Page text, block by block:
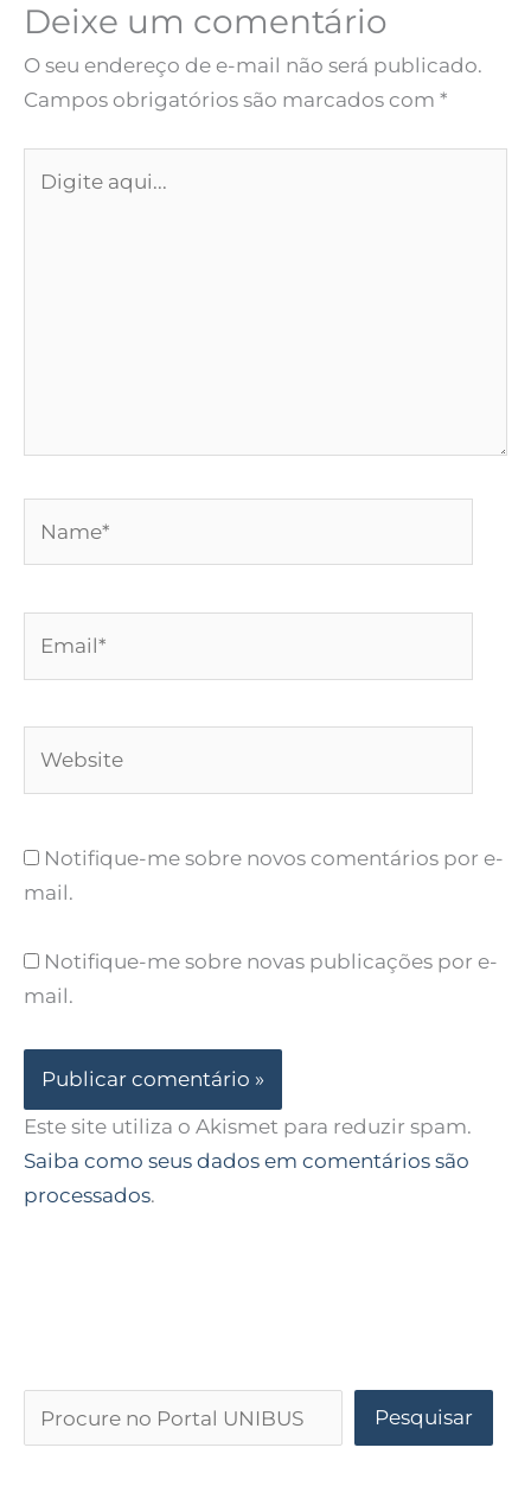
Deixe um comentário
O seu endereço de e-mail não será publicado.
Campos obrigatórios são marcados com *
aqui...
Notifique-me sobre novos comentários por e-
mail.
Notifique-me sobre novas publicações por e-
mail.
Este site utiliza o Akismet para reduzir spam.
Saiba como seus dados em comentários são
processados.
Pesquisar